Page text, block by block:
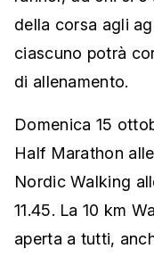
della corsa agli
ciascuno potrà
di allenamento.
Domenica 15
Half Marathon
Nordic Walking
11.45. La 10 km
aperta a tutti,